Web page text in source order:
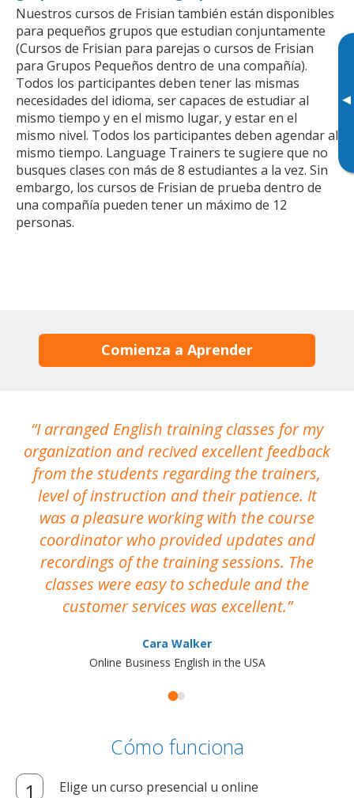
▸
Nuestros cursos de Frisian también están disponibles
para pequeños grupos que estudian conjuntamente
(Cursos de Frisian para parejas o cursos de Frisian
para Grupos Pequeños dentro de una compañía).
Todos los participantes deben tener las mismas
necesidades del idioma, ser capaces de estudiar al
mismo tiempo y en el mismo lugar, y estar en el
mismo nivel. Todos los participantes deben agendar al
mismo tiempo. Language Trainers te sugiere que no
busques clases con más de 8 estudiantes a la vez. Sin
embargo, los cursos de Frisian de prueba dentro de
una compañía pueden tener un máximo de 12
personas.
Comienza a Aprender
I arranged English training classes for my
organization and recived excellent feedback
from the students regarding the trainers,
level of instruction and their patience. It
was a pleasure working with the course
coordinator who provided updates and
recordings of the training sessions. The
classes were easy to schedule and the
customer services was excellent.
Cara Walker
Online Business English in the USA
Cómo funciona
Elige un curso presencial u online